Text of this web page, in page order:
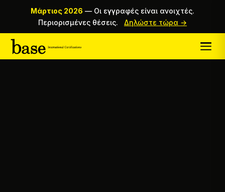
Μάρτιος 2026 — Οι εγγραφές είναι ανοιχτές.
Περιορισμένες θέσεις.
Δηλώστε τώρα →